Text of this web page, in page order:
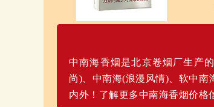
中南海香烟是北京卷烟厂生产
尚)、中南海(浪漫风情)、软中南
内外！了解更多中南海香烟价格